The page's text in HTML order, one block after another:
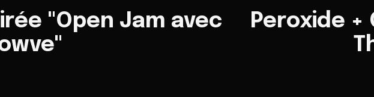
"Open Jam avec
Peroxide +